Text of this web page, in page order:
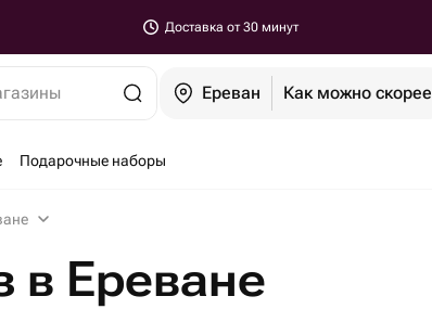
Доставка от 30 минут
Ереван Как можно скорее
Подарочные наборы
в Ереване